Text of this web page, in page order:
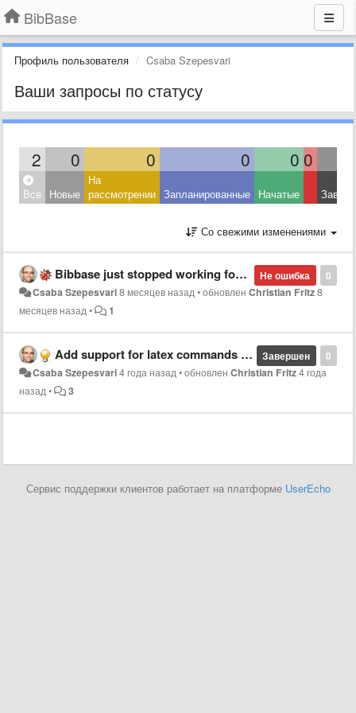
BibBase
Профиль пользователя Csaba Szepesvari
Ваши запросы по статусу
2 0 0 0 0 0
Все Новые
На
рассмотрении Запланированные Начатые
Со свежими изменениями
0
Не ошибка
Bibbase just stopped working for me
Csaba Szepesvari8 месяцев назад•обновленChristian Fritz8
месяцев назад• 1
0
Завершен
Add support for latex commands like emph in abstract
Csaba Szepesvari4 года назад•обновленChristian Fritz4 года
назад• 3
Сервис поддержки клиентов работает на платформе UserEcho